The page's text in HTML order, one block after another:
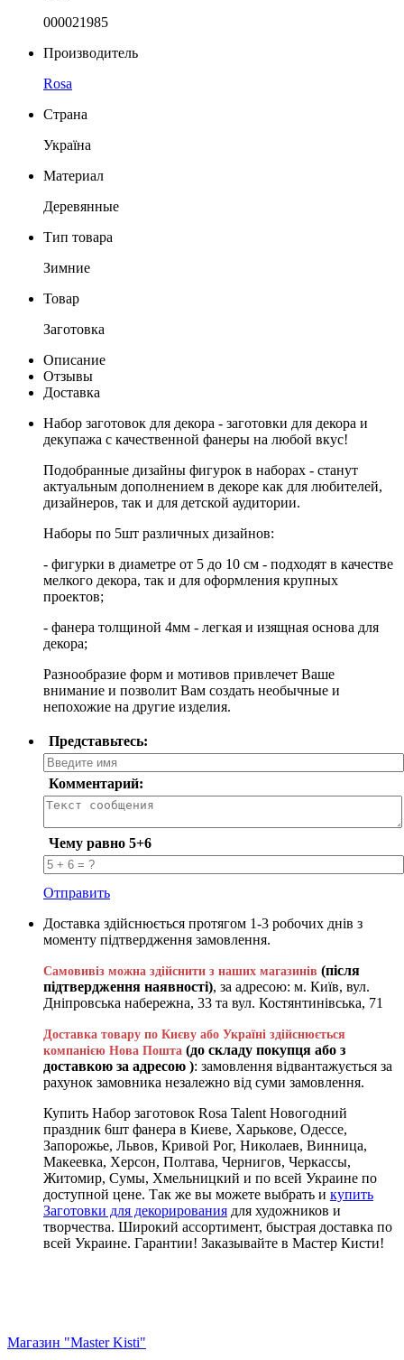
000021985
Производитель
Rosa
Страна
Україна
Материал
Деревянные
Тип товара
Зимние
Товар
Заготовка
Описание
Отзывы
Доставка
Набор заготовок для декора - заготовки для декора и
декупажа с качественной фанеры на любой вкус!
Подобранные дизайны фигурок в наборах - станут
актуальным дополнением в декоре как для любителей,
дизайнеров, так и для детской аудитории.
Наборы по 5шт различных дизайнов:
- фигурки в диаметре от 5 до 10 см - подходят в качестве
мелкого декора, так и для оформления крупных
проектов;
- фанера толщиной 4мм - легкая и изящная основа для
декора;
Разнообразие форм и мотивов привлечет Ваше
внимание и позволит Вам создать необычные и
непохожие на другие изделия.
Представьтесь:
Комментарий:
Чему равно 5+6
Отправить
Доставка здійснюється протягом 1-3 робочих днів з
моменту підтвердження замовлення.
Самовивіз можна здійснити з наших магазинів (після
підтвердження наявності), за адресою: м. Київ, вул.
Дніпровська набережна, 33 та вул. Костянтинівська, 71
Доставка товару по Києву або Україні здійснюється
компанією Нова Пошта (до складу покупця або з
доставкою за адресою ): замовлення відвантажується за
рахунок замовника незалежно від суми замовлення.
Купить Набор заготовок Rosa Talent Новогодний
праздник 6шт фанера в Киеве, Харькове, Одессе,
Запорожье, Львов, Кривой Рог, Николаев, Винница,
Макеевка, Херсон, Полтава, Чернигов, Черкассы,
Житомир, Сумы, Хмельницкий и по всей Украине по
доступной цене. Так же вы можете выбрать и купить
Заготовки для декорирования для художников и
творчества. Широкий ассортимент, быстрая доставка по
всей Украине. Гарантии! Заказывайте в Мастер Кисти!
Магазин "Master Kisti"